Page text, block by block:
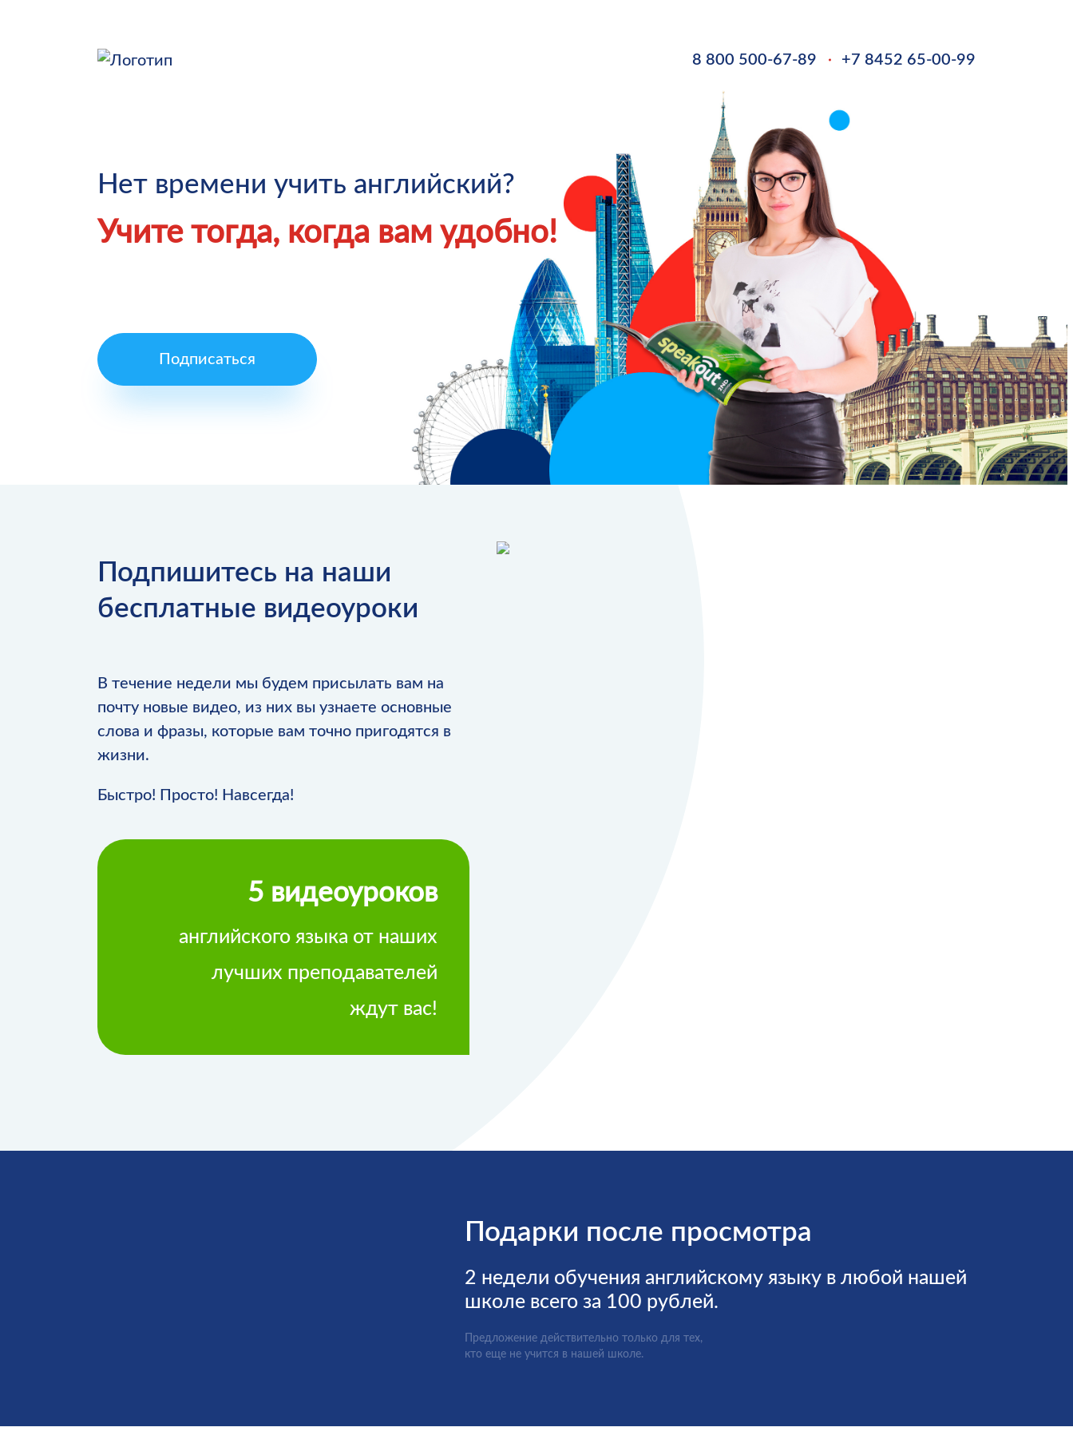
8 800 500-67-89 +7 8452 65-00-99
Нет времени учить английский?
Учите тогда, когда вам удобно!
Подписаться
Подпишитесь на наши
бесплатные видеоуроки
В течение недели мы будем присылать вам на
почту новые видео, из них вы узнаете основные
слова и фразы, которые вам точно пригодятся в
жизни.
Быстро! Просто! Навсегда!
5 видеоуроков
английского языка от наших
лучших преподавателей
ждут вас!
Подарки после просмотра
2 недели обучения английскому языку в любой нашей
школе всего за 100 рублей.
Предложение действительно только для тех,
кто еще не учится в нашей школе.